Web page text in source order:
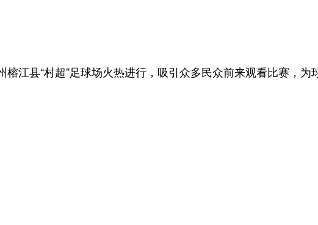
江县“村超”足球场火热进行，吸引众多民众前来观看比赛，为